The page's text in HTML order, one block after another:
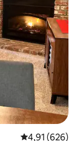
Prosječna
4,91 (626)